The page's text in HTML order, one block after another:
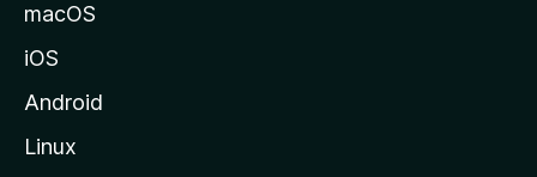
macOS
iOS
Android
Linux